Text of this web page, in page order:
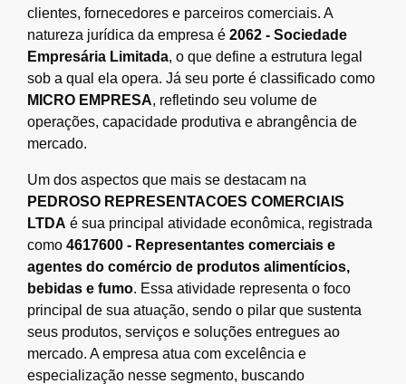
clientes, fornecedores e parceiros comerciais. A
natureza jurídica da empresa é 2062 - Sociedade
Empresária Limitada, o que define a estrutura legal
sob a qual ela opera. Já seu porte é classificado como
MICRO EMPRESA, refletindo seu volume de
operações, capacidade produtiva e abrangência de
mercado.
Um dos aspectos que mais se destacam na
PEDROSO REPRESENTACOES COMERCIAIS
LTDA é sua principal atividade econômica, registrada
como 4617600 - Representantes comerciais e
agentes do comércio de produtos alimentícios,
bebidas e fumo. Essa atividade representa o foco
principal de sua atuação, sendo o pilar que sustenta
seus produtos, serviços e soluções entregues ao
mercado. A empresa atua com excelência e
especialização nesse segmento, buscando